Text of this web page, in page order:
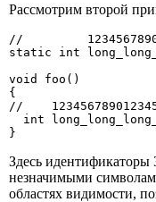
Рассмотрим второй
//
static int
void foo()
{
//
int
}
Здесь идентификаторы
незначимыми
областях видимости,